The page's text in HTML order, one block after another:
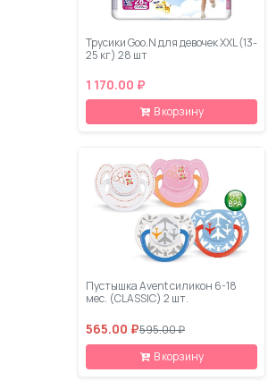
Трусики Goo.N для девочек XXL (13-
25 кг) 28 шт
1 170.00 ₽
В корзину
Пустышка Avent силикон 6-18
мес. (CLASSIC) 2 шт.
565.00 ₽595.00 ₽
В корзину